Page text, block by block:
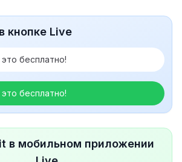
кнопке Live
бесплатно!
бесплатно!
в мобильном приложении